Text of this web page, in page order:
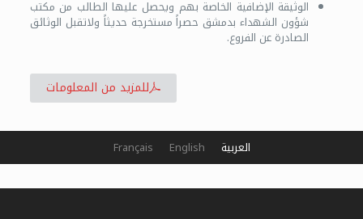
الوثيقة الإضافية الخاصة بهم ويحصل عليها الطالب من مكتب
شؤون الشهداء بدمشق حصراً مستخرجة حديثاً ولاتقبل الوثائق
الصادرة عن الفروع.
للمزيد من المعلومات
العربية English
Français